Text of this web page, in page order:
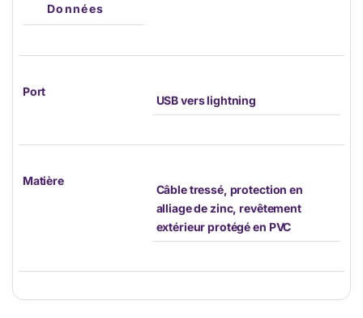
Données
Port
USB vers lightning
Matière
Câble tressé, protection en
alliage de zinc, revêtement
extérieur protégé en PVC